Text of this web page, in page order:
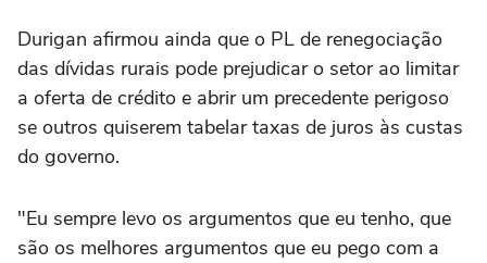
Durigan afirmou ainda que o PL de renegociação
das dívidas rurais pode prejudicar o setor ao limitar
a oferta de crédito e abrir um precedente perigoso
se outros quiserem tabelar taxas de juros às custas
do governo.
"Eu sempre levo os argumentos que eu tenho, que
são os melhores argumentos que eu pego com a